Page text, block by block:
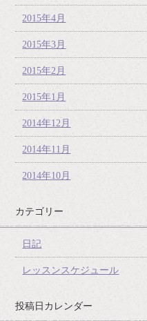
2015年4月
2015年3月
2015年2月
2015年1月
2014年12月
2014年11月
2014年10月
カテゴリー
日記
レッスンスケジュール
投稿日カレンダー